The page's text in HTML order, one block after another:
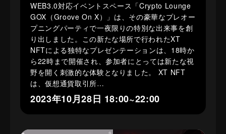
WEB3.0対応イベントスペース「Crypto Lounge
GOX（Groove On X）」は、その豪華なプレオー
プニングパーティで一夜限りの特別な出来事を創
り出しました。この新たな場所で行われたXT
NFTによる独特なプレゼンテーションは、18時か
ら22時まで開催され、参加者にとっては新たな視
野を開く刺激的な体験となりました。 XT NFT
は、仮想通貨取引所…
2023年10月28日 18:00~22:00